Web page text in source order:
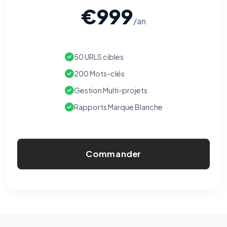
€999/an
50 URLS cibles
200 Mots-clés
Gestion Multi-projets
Rapports Marque Blanche
Commander